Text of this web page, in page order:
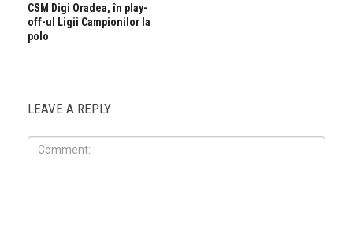
CSM Digi Oradea, în play-
off-ul Ligii Campionilor la
polo
LEAVE A REPLY